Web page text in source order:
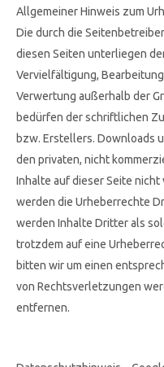
Allgemeiner Hinweis zum
Die durch die
diesen Seiten unterliegen
Vervielfältigung,
Verwertung außerhalb der
bedürfen der schriftlichen
bzw. Erstellers. Downloads
den privaten, nicht
Inhalte auf dieser Seite
werden die Urheberrechte
werden Inhalte Dritter als
trotzdem auf eine
bitten wir um einen
von Rechtsverletzungen
entfernen.